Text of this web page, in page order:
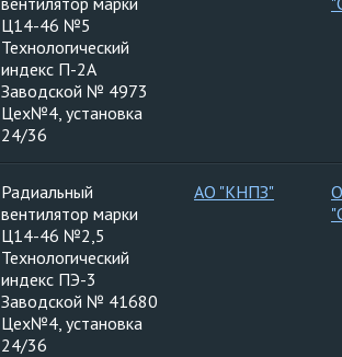
Ц14-46 №5
Технологический
индекс П-2А
Заводской № 4973
Цех№4, установка
24/36
Радиальный
вентилятор марки
Ц14-46 №2,5
Технологический
индекс ПЭ-3
Заводской № 41680
Цех№4, установка
24/36
АО "КНПЗ"